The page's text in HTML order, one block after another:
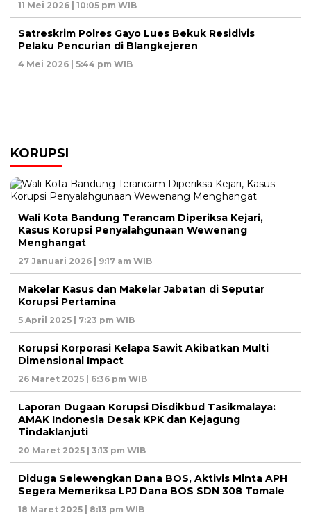
11 Mei 2026 | 10:05 pm WIB
Satreskrim Polres Gayo Lues Bekuk Residivis
Pelaku Pencurian di Blangkejeren
4 Mei 2026 | 5:44 pm WIB
KORUPSI
Wali Kota Bandung Terancam Diperiksa Kejari,
Kasus Korupsi Penyalahgunaan Wewenang
Menghangat
27 Januari 2026 | 9:17 am WIB
Makelar Kasus dan Makelar Jabatan di Seputar
Korupsi Pertamina
5 April 2025 | 7:23 pm WIB
Korupsi Korporasi Kelapa Sawit Akibatkan Multi
Dimensional Impact
26 Maret 2025 | 6:36 pm WIB
Laporan Dugaan Korupsi Disdikbud Tasikmalaya:
AMAK Indonesia Desak KPK dan Kejagung
Tindaklanjuti
20 Maret 2025 | 3:13 pm WIB
Diduga Selewengkan Dana BOS, Aktivis Minta APH
Segera Memeriksa LPJ Dana BOS SDN 308 Tomale
18 Maret 2025 | 8:13 pm WIB